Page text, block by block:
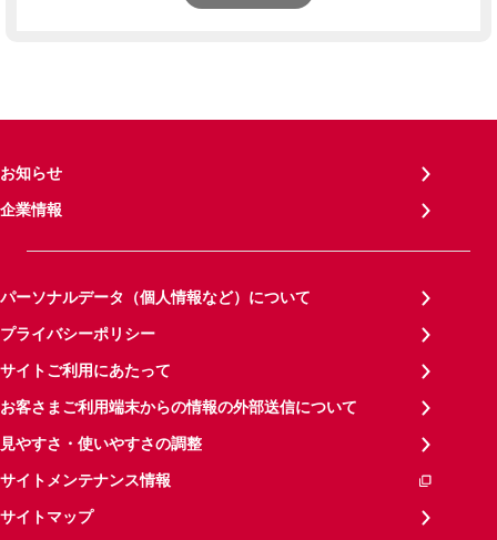
お知らせ
企業情報
パーソナルデータ（個人情報など）について
プライバシーポリシー
サイトご利用にあたって
お客さまご利用端末からの情報の外部送信について
見やすさ・使いやすさの調整
サイトメンテナンス情報
サイトマップ